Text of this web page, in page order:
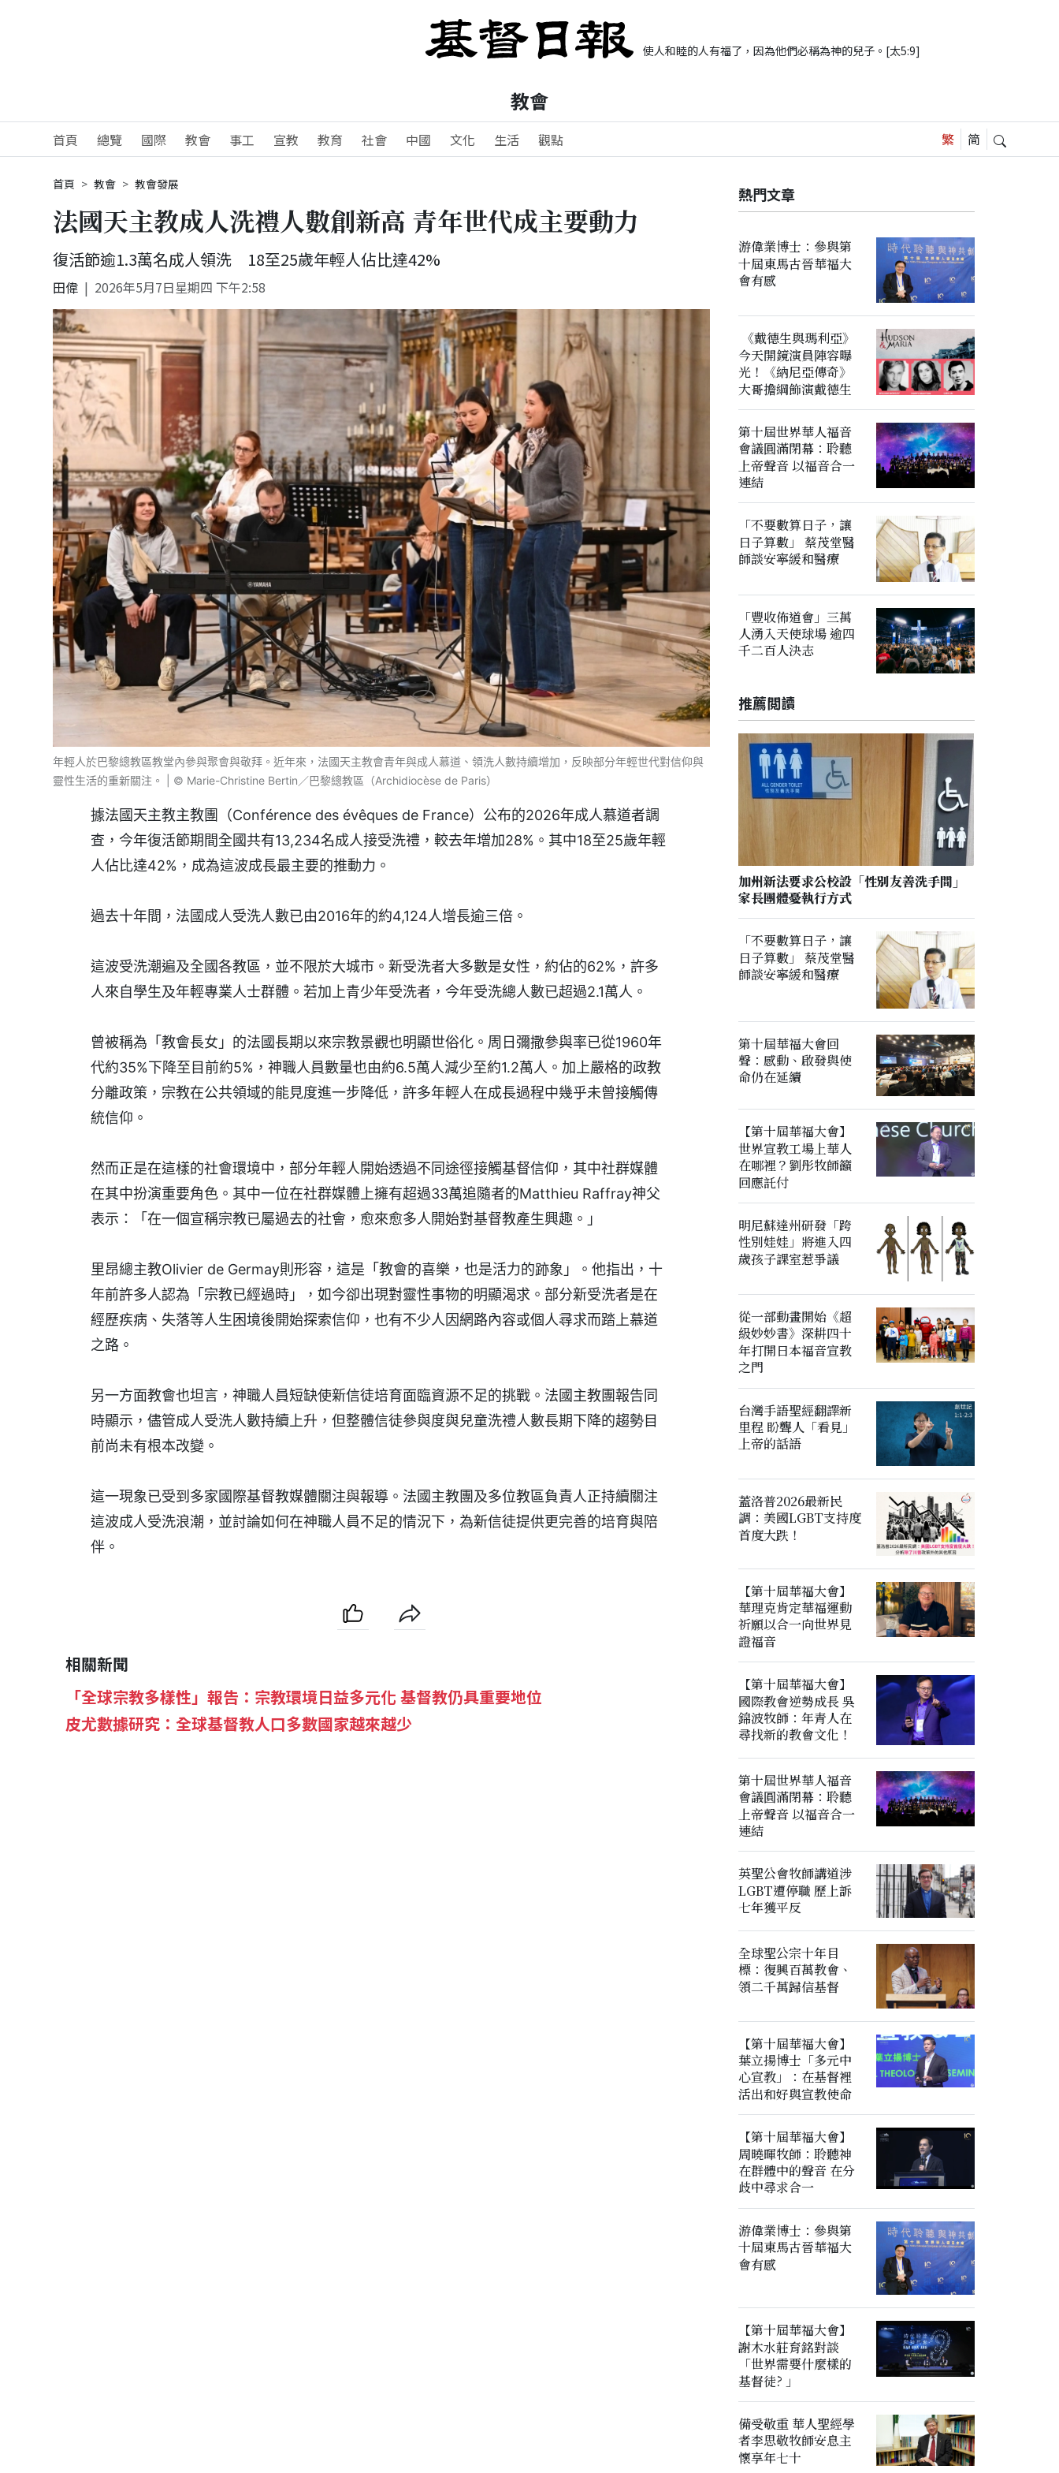
使人和睦的人有福了，因為他們必稱為神的兒子。[太5:9]
教會
首頁 總覽 國際 教會 事工 宣教 教育 社會 中國 文化 生活 觀點
首頁 教會 教會發展
法國天主教成人洗禮人數創新高 青年世代成主要動力
復活節逾1.3萬名成人領洗 18至25歲年輕人佔比達42%
田偉 2026年5月7日星期四 下午2:58
年輕人於巴黎總教區教堂內參與聚會與敬拜。近年來，法國天主教會青年與成人慕道、領洗人數持續增加，反映部分年輕世代對信仰與
靈性生活的重新關注。 | © Marie-Christine Bertin／巴黎總教區（Archidiocèse de Paris）
據法國天主教主教團（Conférence des évêques de France）公布的2026年成人慕道者調
查，今年復活節期間全國共有13,234名成人接受洗禮，較去年增加28%。其中18至25歲年輕
人佔比達42%，成為這波成長最主要的推動力。
過去十年間，法國成人受洗人數已由2016年的約4,124人增長逾三倍。
這波受洗潮遍及全國各教區，並不限於大城市。新受洗者大多數是女性，約佔的62%，許多
人來自學生及年輕專業人士群體。若加上青少年受洗者，今年受洗總人數已超過2.1萬人。
曾被稱為「教會長女」的法國長期以來宗教景觀也明顯世俗化。周日彌撒參與率已從1960年
代約35%下降至目前約5%，神職人員數量也由約6.5萬人減少至約1.2萬人。加上嚴格的政教
分離政策，宗教在公共領域的能見度進一步降低，許多年輕人在成長過程中幾乎未曾接觸傳
統信仰。
然而正是在這樣的社會環境中，部分年輕人開始透過不同途徑接觸基督信仰，其中社群媒體
在其中扮演重要角色。其中一位在社群媒體上擁有超過33萬追隨者的Matthieu Raffray神父
表示：「在一個宣稱宗教已屬過去的社會，愈來愈多人開始對基督教產生興趣。」
里昂總主教Olivier de Germay則形容，這是「教會的喜樂，也是活力的跡象」。他指出，十
年前許多人認為「宗教已經過時」，如今卻出現對靈性事物的明顯渴求。部分新受洗者是在
經歷疾病、失落等人生困境後開始探索信仰，也有不少人因網路內容或個人尋求而踏上慕道
之路。
另一方面教會也坦言，神職人員短缺使新信徒培育面臨資源不足的挑戰。法國主教團報告同
時顯示，儘管成人受洗人數持續上升，但整體信徒參與度與兒童洗禮人數長期下降的趨勢目
前尚未有根本改變。
這一現象已受到多家國際基督教媒體關注與報導。法國主教團及多位教區負責人正持續關注
這波成人受洗浪潮，並討論如何在神職人員不足的情況下，為新信徒提供更完善的培育與陪
伴。
相關新聞
「全球宗教多樣性」報告：宗教環境日益多元化 基督教仍具重要地位
皮尤數據研究：全球基督教人口多數國家越來越少
熱門文章
游偉業博士：參與第
十屆東馬古晉華福大
會有感
《戴德生與瑪利亞》
今天開鏡演員陣容曝
光！《納尼亞傳奇》
大哥擔綱飾演戴德生
第十屆世界華人福音
會議圓滿閉幕：聆聽
上帝聲音 以福音合一
連結
「不要數算日子，讓
日子算數」 蔡茂堂醫
師談安寧緩和醫療
「豐收佈道會」三萬
人湧入天使球場 逾四
千二百人決志
推薦閲讀
加州新法要求公校設「性別友善洗手間」
家長團體憂執行方式
「不要數算日子，讓
日子算數」 蔡茂堂醫
師談安寧緩和醫療
第十屆華福大會回
聲：感動、啟發與使
命仍在延續
【第十屆華福大會】
世界宣教工場上華人
在哪裡？劉彤牧師籲
回應託付
明尼蘇達州研發「跨
性別娃娃」將進入四
歲孩子課室惹爭議
從一部動畫開始《超
級妙妙書》深耕四十
年打開日本福音宣教
之門
台灣手語聖經翻譯新
里程 盼聾人「看見」
上帝的話語
蓋洛普2026最新民
調：美國LGBT支持度
首度大跌！
【第十屆華福大會】
華理克肯定華福運動
祈願以合一向世界見
證福音
【第十屆華福大會】
國際教會逆勢成長 吳
錦波牧師：年青人在
尋找新的教會文化！
第十屆世界華人福音
會議圓滿閉幕：聆聽
上帝聲音 以福音合一
連結
英聖公會牧師講道涉
LGBT遭停職 歷上訴
七年獲平反
全球聖公宗十年目
標：復興百萬教會、
領二千萬歸信基督
【第十屆華福大會】
葉立揚博士「多元中
心宣教」：在基督裡
活出和好與宣教使命
【第十屆華福大會】
周曉暉牧師：聆聽神
在群體中的聲音 在分
歧中尋求合一
游偉業博士：參與第
十屆東馬古晉華福大
會有感
【第十屆華福大會】
謝木水莊育銘對談
「世界需要什麼樣的
基督徒? 」
備受敬重 華人聖經學
者李思敬牧師安息主
懷享年七十